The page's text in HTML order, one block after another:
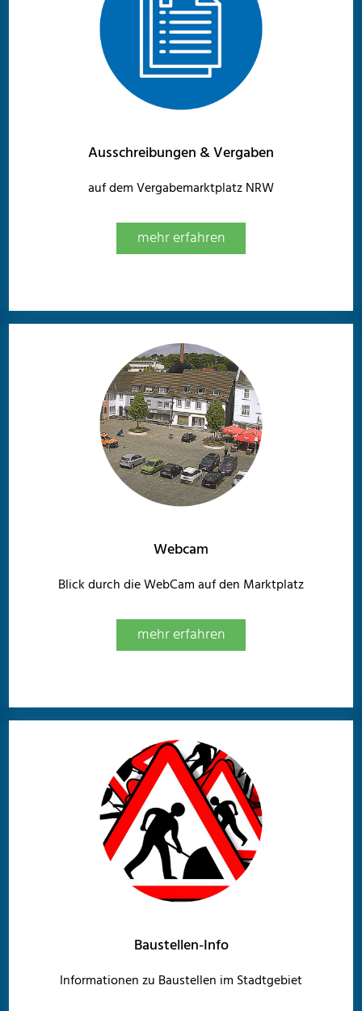
Ausschreibungen & Vergaben
auf dem Vergabemarktplatz NRW
mehr erfahren
Webcam
Blick durch die WebCam auf den Marktplatz
mehr erfahren
Baustellen-Info
Informationen zu Baustellen im Stadtgebiet